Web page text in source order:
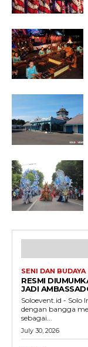
SENI DAN BUDAYA
RESMI
JADI
Soloevent.id -
dengan bangga
sebagai...
July 30, 2026